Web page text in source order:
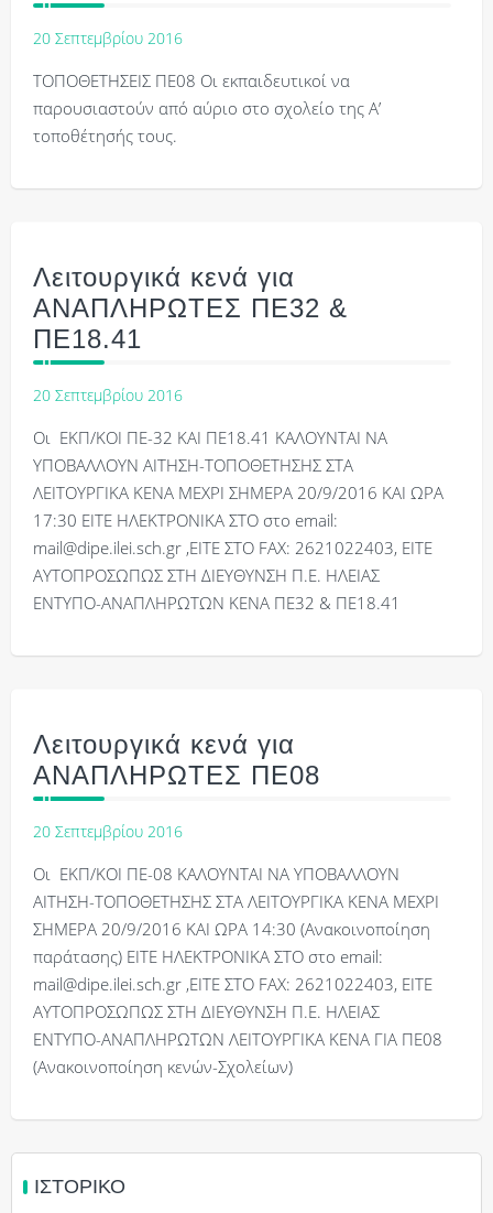
20 Σεπτεμβρίου 2016
ΤΟΠΟΘΕΤΗΣΕΙΣ ΠΕ08 Οι εκπαιδευτικοί να
παρουσιαστούν από αύριο στο σχολείο της Α’
τοποθέτησής τους.
Λειτουργικά κενά για
ΑΝΑΠΛΗΡΩΤΕΣ ΠΕ32 &
ΠΕ18.41
20 Σεπτεμβρίου 2016
Οι ΕΚΠ/ΚΟΙ ΠΕ-32 ΚΑΙ ΠΕ18.41 ΚΑΛΟΥΝΤΑΙ ΝΑ
ΥΠΟΒΑΛΛΟΥΝ ΑΙΤΗΣΗ-ΤΟΠΟΘΕΤΗΣΗΣ ΣΤΑ
ΛΕΙΤΟΥΡΓΙΚΑ ΚΕΝΑ ΜΕΧΡΙ ΣΗΜΕΡΑ 20/9/2016 ΚΑΙ ΩΡΑ
17:30 ΕΙΤΕ ΗΛΕΚΤΡΟΝΙΚΑ ΣΤΟ στο email:
mail@dipe.ilei.sch.gr ,ΕΙΤΕ ΣΤΟ FAX: 2621022403, ΕΙΤΕ
ΑΥΤΟΠΡΟΣΩΠΩΣ ΣΤΗ ΔΙΕΥΘΥΝΣΗ Π.Ε. ΗΛΕΙΑΣ
ΕΝΤΥΠΟ-ΑΝΑΠΛΗΡΩΤΩΝ ΚΕΝΑ ΠΕ32 & ΠΕ18.41
Λειτουργικά κενά για
ΑΝΑΠΛΗΡΩΤΕΣ ΠΕ08
20 Σεπτεμβρίου 2016
Οι ΕΚΠ/ΚΟΙ ΠΕ-08 ΚΑΛΟΥΝΤΑΙ ΝΑ ΥΠΟΒΑΛΛΟΥΝ
ΑΙΤΗΣΗ-ΤΟΠΟΘΕΤΗΣΗΣ ΣΤΑ ΛΕΙΤΟΥΡΓΙΚΑ ΚΕΝΑ ΜΕΧΡΙ
ΣΗΜΕΡΑ 20/9/2016 ΚΑΙ ΩΡΑ 14:30 (Ανακοινοποίηση
παράτασης) ΕΙΤΕ ΗΛΕΚΤΡΟΝΙΚΑ ΣΤΟ στο email:
mail@dipe.ilei.sch.gr ,ΕΙΤΕ ΣΤΟ FAX: 2621022403, ΕΙΤΕ
ΑΥΤΟΠΡΟΣΩΠΩΣ ΣΤΗ ΔΙΕΥΘΥΝΣΗ Π.Ε. ΗΛΕΙΑΣ
ΕΝΤΥΠΟ-ΑΝΑΠΛΗΡΩΤΩΝ ΛΕΙΤΟΥΡΓΙΚΑ ΚΕΝΑ ΓΙΑ ΠΕ08
(Ανακοινοποίηση κενών-Σχολείων)
ΙΣΤΟΡΙΚΌ